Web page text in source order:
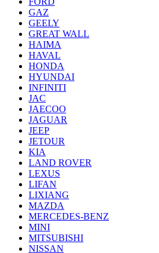
GAZ
GEELY
GREAT WALL
HAIMA
HAVAL
HONDA
HYUNDAI
INFINITI
JAC
JAECOO
JAGUAR
JEEP
JETOUR
KIA
LAND ROVER
LEXUS
LIFAN
LIXIANG
MAZDA
MERCEDES-BENZ
MINI
MITSUBISHI
NISSAN